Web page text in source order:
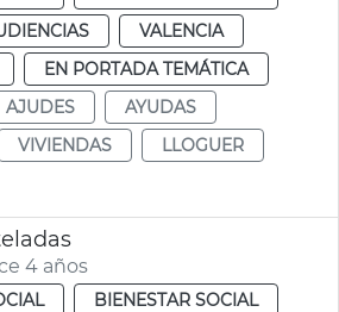
VALENCIA
EN PORTADA TEMÁTICA
AJUDES
AYUDAS
VIVIENDAS
LLOGUER
4 años
BIENESTAR SOCIAL